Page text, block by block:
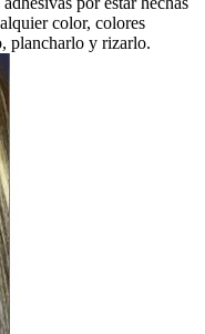
color, colores
plancharlo y rizarlo.